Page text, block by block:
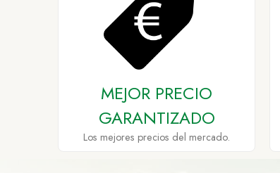
MEJOR PRECIO
GARANTIZADO
Los mejores precios del mercado.